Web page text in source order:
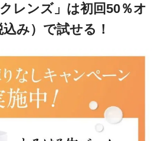
レンズ」は初回50％オ
み）で試せる！